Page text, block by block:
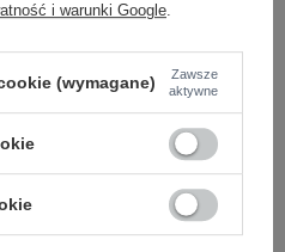
I ZOBACZ CENĘ
i warunki Google.
(wymagane)
Zawsze
aktywne